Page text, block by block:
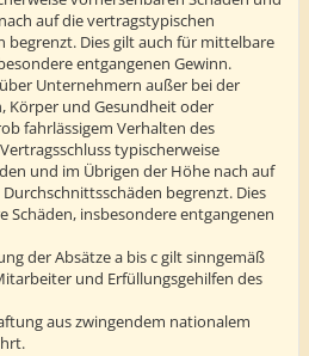
auf die vertragstypischen
begrenzt. Dies gilt auch für mittelbare
entgangenen Gewinn.
Unternehmern außer bei der
Körper und Gesundheit oder
fahrlässigem Verhalten des
typischerweise
und im Übrigen der Höhe nach auf
begrenzt. Dies
Schäden, insbesondere entgangenen
der Absätze a bis c gilt sinngemäß
und Erfüllungsgehilfen des
aus zwingendem nationalem